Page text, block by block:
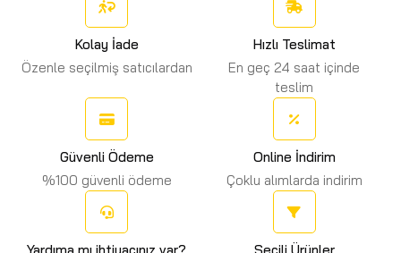
Kolay İade
Özenle seçilmiş satıcılardan
Hızlı Teslimat
En geç 24 saat içinde
teslim
Güvenli Ödeme
%100 güvenli ödeme
Online İndirim
Çoklu alımlarda indirim